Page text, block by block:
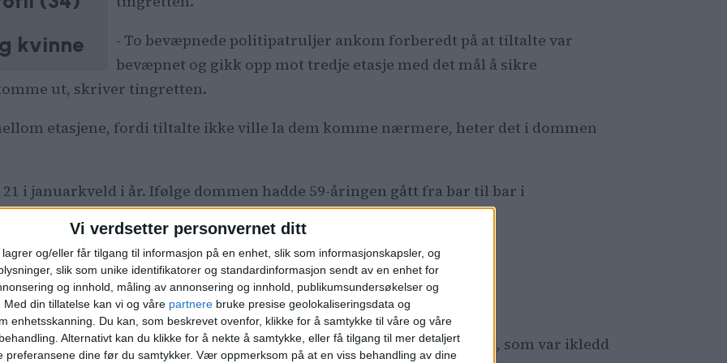
Vi verdsetter personvernet ditt
og/eller får tilgang til informasjon på en enhet, slik som informasjonskapsler, og
slik som unike identifikatorer og standardinformasjon sendt av en enhet for
og innhold, måling av annonsering og innhold, publikumsundersøkelser og
Med din tillatelse kan vi og våre partnere bruke presise geolokaliseringsdata og
enhetsskanning. Du kan, som beskrevet ovenfor, klikke for å samtykke til våre og våre
Alternativt kan du klikke for å nekte å samtykke, eller få tilgang til mer detaljert
preferansene dine før du samtykker. Vær oppmerksom på at en viss behandling av dine
kvinne
- To bevæpnede politipatruljer ankom forberedt på at tiltalte var
bevæpnet og gikk opp mot tredje etasje med det mål å sikre
ut, skriver tingretten.
etasjene, fordi tiltalte ikke ville la dem komme nærmere, heter det i dommen
i januarkveld i år. Ifølge dommen hadde 59-åringen gått fra bar til bar i
var han rasende.
- Politiet oppfattet ham som ustabil. Han sa til politiet, som var ikledd